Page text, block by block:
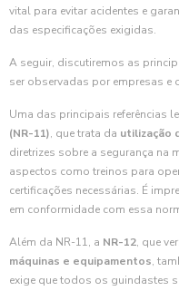
vital para evitar acidentes e
das especificações exigidas.
A seguir, discutiremos as
ser observadas por empresas e
Uma das principais referências
(NR-11), que trata da utilização
diretrizes sobre a segurança na
aspectos como treinos para
certificações necessárias. É
em conformidade com essa
Além da NR-11, a NR-12, que
máquinas e equipamentos,
exige que todos os guindastes